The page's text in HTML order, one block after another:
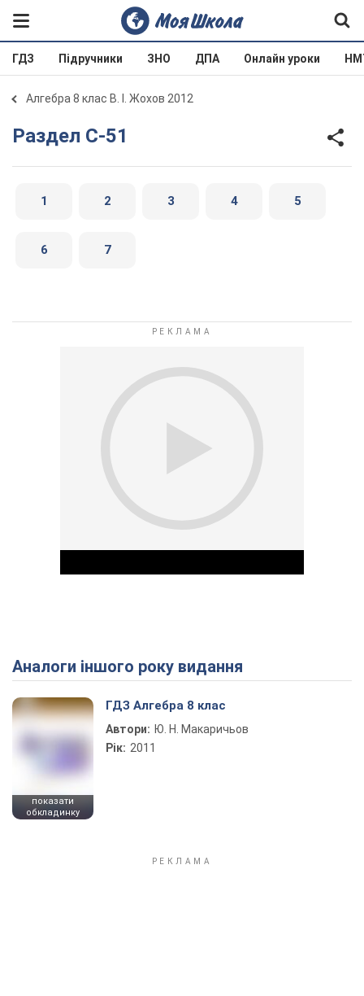
ГДЗ Підручники ЗНО ДПА Онлайн уроки
Алгебра 8 клас В. І. Жохов 2012
Раздел C-51
1 2 3 4 5
6 7
Play Video
Аналоги іншого року видання
показати
обкладинку
ГДЗ Алгебра 8 клас
Автори: Ю. Н. Макаричьов
Рік: 2011